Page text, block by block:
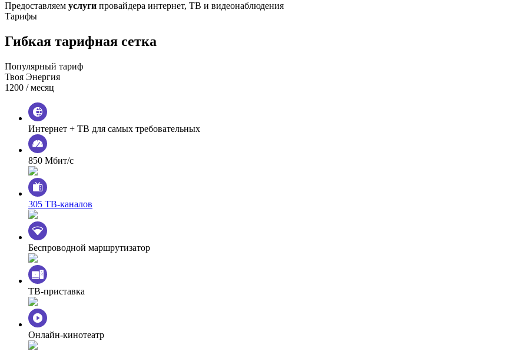
Предоставляем услуги провайдера интернет, ТВ и видеонаблюдения
Тарифы
Гибкая тарифная сетка
Популярный тариф
Твоя Энергия
1200 / месяц
Интернет + ТВ для самых требовательных
850 Мбит/с
305 ТВ-каналов
Беспроводной маршрутизатор
ТВ-приставка
Онлайн-кинотеатр